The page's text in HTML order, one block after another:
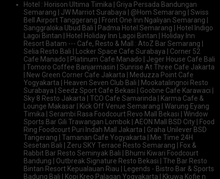
Hotel : Horison Ultima Timika | Griya Persada Bandungan
Semarang | JW Marriot Surabaya | @Hom Semarang | Swiss
Bell Airport Tanggerang | Front One Inn Ngaliyan Semarang |
Sanggraloka Ubud Bali | Padma Hotel Semarang | Hotel Indigo
Lagoi Bintan | Hotel Holiday Inn Lagoi Bintan | Holiday Inn
Resort Batam --- Cafe, Resto & Mall : AtoZ Bar Semarang |
Selia Resto Bali | Locker Space Cafe Surabaya | Corner 52
Cafe Manado | Platinum Cafe Manado | Jeger House Cafe Bali
| Tomoro Coffee Banjarmasin | Sunrise At Three Cafe Jakarta
| New Green Corner Cafe Jakarta | Meduzza Point Cafe
Yogyakarta | Heaven Seven Club Bali | Mookatalingnoi Resto
Surabaya | Seedz Sport Cafe Bekasi | Goobne Cafe Karawaci |
Sky 8 Resto Jakarta | TCO Cafe Samarinda | Karma Cafe &
Lounge Makasar | Kick Off Venue Semarang | Warung Eyang
Timika | Serambi Rasa Foodcourt Revo Mall Bekasi | Window
Sports Bar Gili Trawangan Lombok | AEON Mall BSD City | Food
Ring Foodcourt Puri Indah Mall Jakarta | Graha Unilever BSD
Tangerang | Tamanan Cafe Yogyakarta | Mie Time 24H
Sesetan Bali | Zeru SKY Terrace Resto Semarang | Fox &
Rabbit Bar Resto Seminyak Bali | Bhumi Kiwari Foodcourt
Bandung | Outbreak Signature Resto Bekasi | The Bar Resto
Bintan Resort Kepualauan Riau | Legends - Bistro Bar & Sports
Badung Bali | Kopi Kreo Palagan Yogyakarta | Kkuwa Kofie n